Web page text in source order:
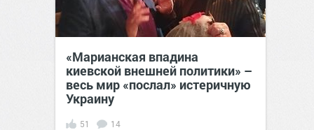
«Марианская впадина
киевской внешней политики» –
весь мир «послал» истеричную
Украину
51 14